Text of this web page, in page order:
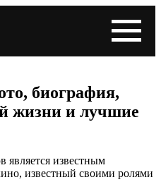
биография,
жизни и лучшие
известным
известный своими ролями